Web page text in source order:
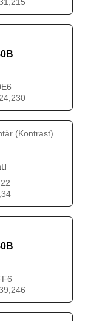
(Kontrast)